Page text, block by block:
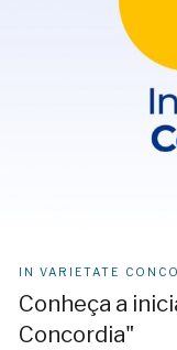
IN VARIETATE
Conheça a
Concordia"